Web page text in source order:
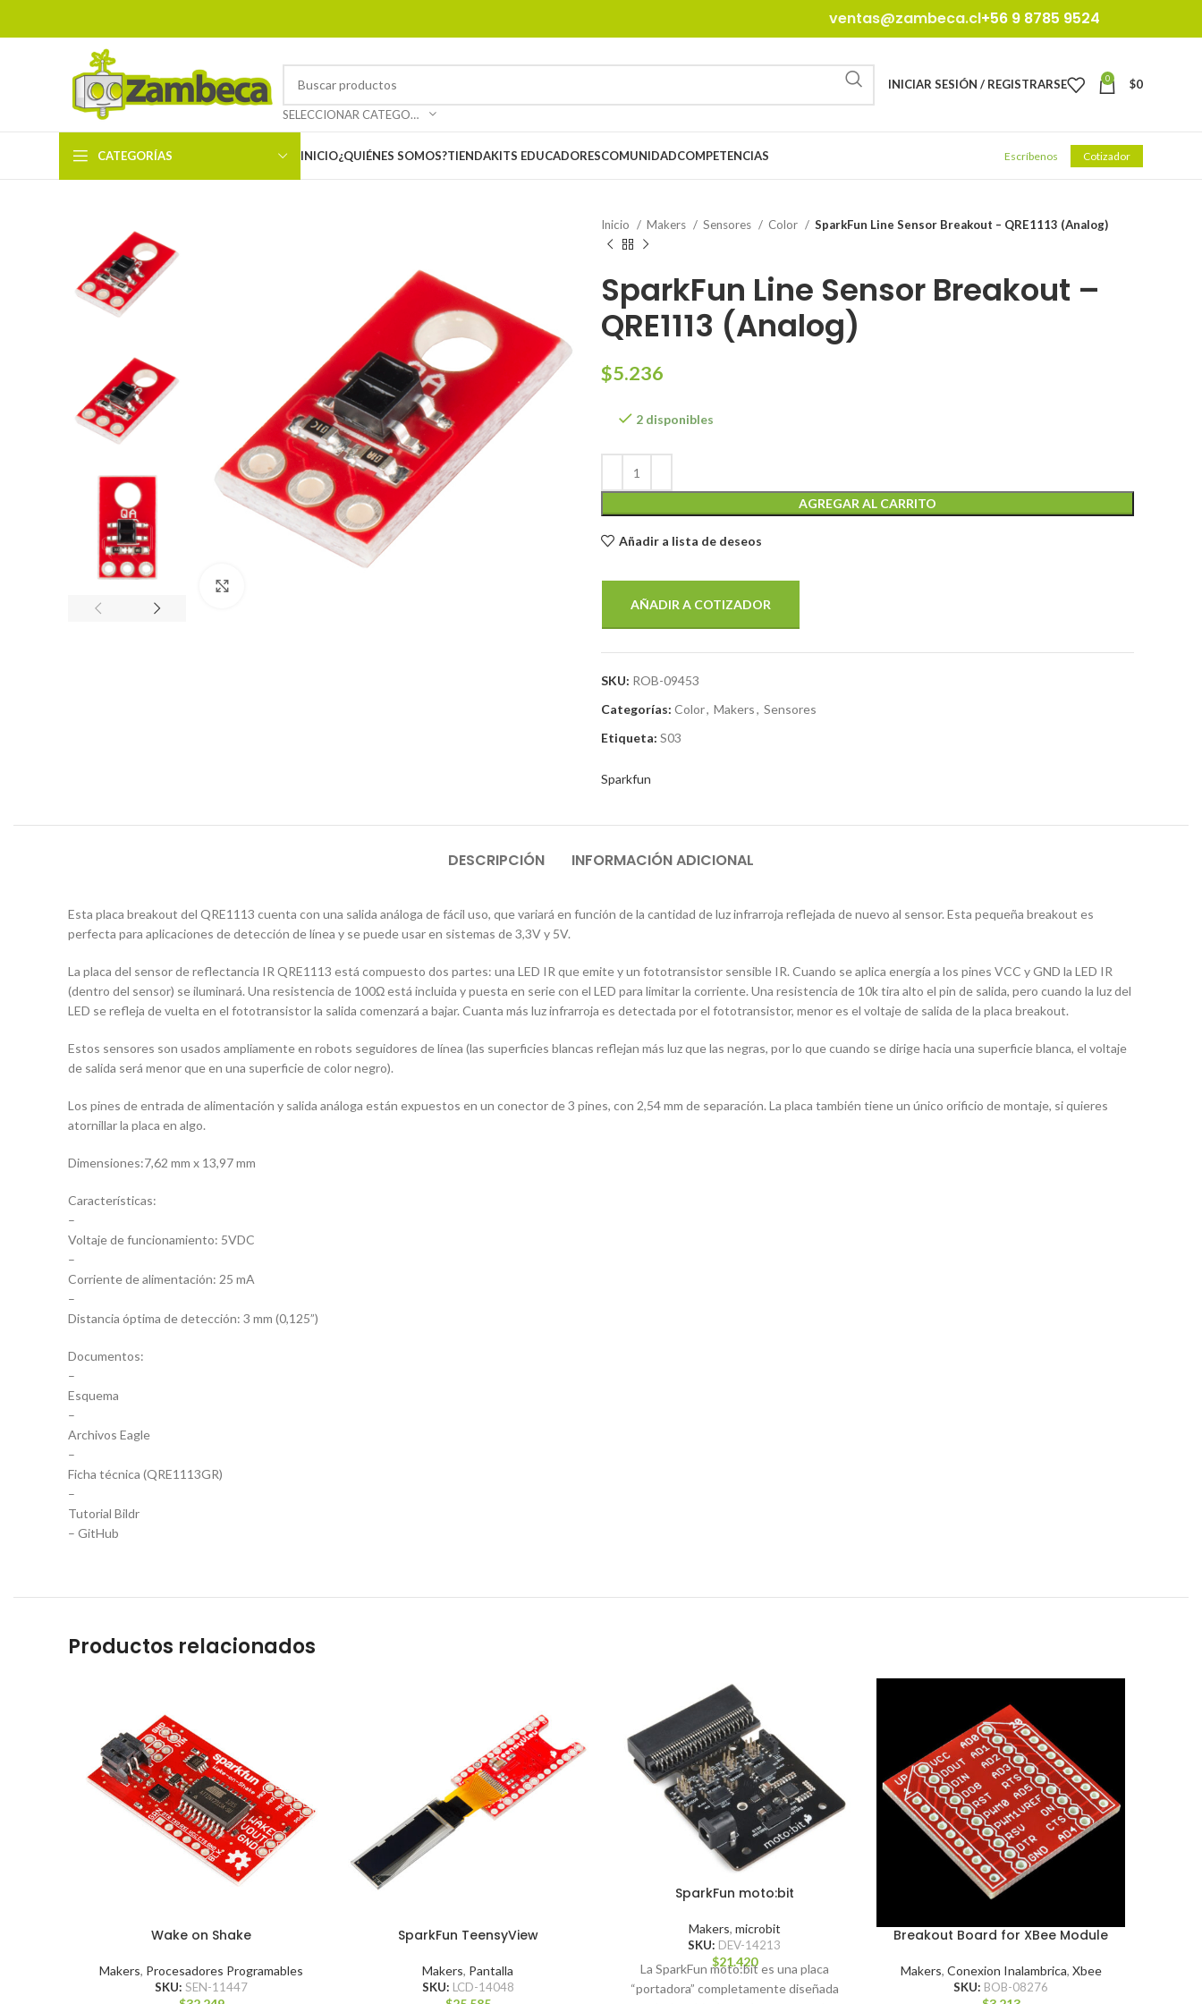
ventas@zambeca.cl+56 9 8785 9524
SELECCIONAR CATEGORÍA
INICIAR SESIÓN / REGISTRARSE 0 $0
CATEGORÍAS INICIO¿QUIÉNES SOMOS?TIENDAKITS EDUCADORESCOMUNIDADCOMPETENCIAS Escríbenos Cotizador
Inicio Makers Sensores Color SparkFun Line Sensor Breakout – QRE1113 (Analog)
SparkFun Line Sensor Breakout –
QRE1113 (Analog)
$5.236
2 disponibles
AGREGAR AL CARRITO
Añadir a lista de deseos
AÑADIR A COTIZADOR
SKU: ROB-09453
Categorías: Color, Makers, Sensores
Etiqueta: S03
Sparkfun
DESCRIPCIÓN INFORMACIÓN ADICIONAL
Esta placa breakout del QRE1113 cuenta con una salida análoga de fácil uso, que variará en función de la cantidad de luz infrarroja reflejada de nuevo al sensor. Esta pequeña breakout es
perfecta para aplicaciones de detección de línea y se puede usar en sistemas de 3,3V y 5V.
La placa del sensor de reflectancia IR QRE1113 está compuesto dos partes: una LED IR que emite y un fototransistor sensible IR. Cuando se aplica energía a los pines VCC y GND la LED IR
(dentro del sensor) se iluminará. Una resistencia de 100Ω está incluida y puesta en serie con el LED para limitar la corriente. Una resistencia de 10k tira alto el pin de salida, pero cuando la luz del
LED se refleja de vuelta en el fototransistor la salida comenzará a bajar. Cuanta más luz infrarroja es detectada por el fototransistor, menor es el voltaje de salida de la placa breakout.
Estos sensores son usados ampliamente en robots seguidores de línea (las superficies blancas reflejan más luz que las negras, por lo que cuando se dirige hacia una superficie blanca, el voltaje
de salida será menor que en una superficie de color negro).
Los pines de entrada de alimentación y salida análoga están expuestos en un conector de 3 pines, con 2,54 mm de separación. La placa también tiene un único orificio de montaje, si quieres
atornillar la placa en algo.
Dimensiones:7,62 mm x 13,97 mm
Características:
–
Voltaje de funcionamiento: 5VDC
–
Corriente de alimentación: 25 mA
–
Distancia óptima de detección: 3 mm (0,125”)
Documentos:
–
Esquema
–
Archivos Eagle
–
Ficha técnica (QRE1113GR)
–
Tutorial Bildr
– GitHub
Productos relacionados
Wake on Shake
Makers, Procesadores Programables
SKU: SEN-11447
SparkFun TeensyView
Makers, Pantalla
SKU: LCD-14048
SparkFun moto:bit
Makers, microbit
SKU: DEV-14213
$21.420
La SparkFun moto:bit es una placa
“portadora” completamente diseñada
Breakout Board for XBee Module
Makers, Conexion Inalambrica, Xbee
SKU: BOB-08276